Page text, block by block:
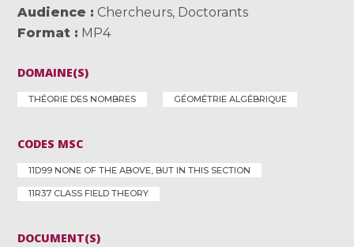
Audience
Chercheurs, Doctorants
Format
MP4
DOMAINE(S)
THÉORIE DES NOMBRES GÉOMÉTRIE ALGÉBRIQUE
CODES MSC
11D99 NONE OF THE ABOVE, BUT IN THIS SECTION
11R37 CLASS FIELD THEORY
DOCUMENT(S)